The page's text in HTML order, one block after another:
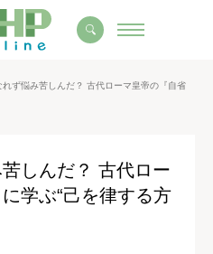
れず悩み苦しんだ？ 古代ローマ皇帝の『自省
しんだ？ 古代ロー
学ぶ“己を律する方